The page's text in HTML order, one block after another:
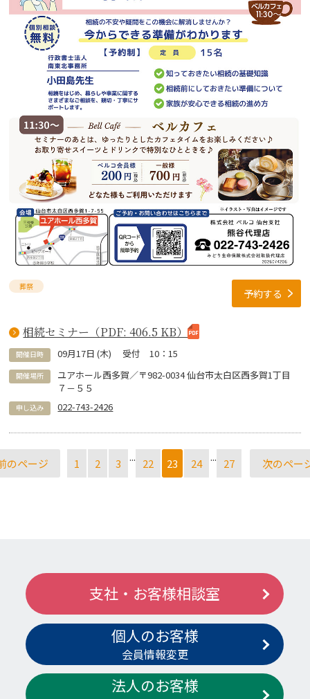
葬祭 予約する
相続セミナー（PDF: 406.5 KB）
開催日時 09月17日 (木) 受付 10：15
開催場所
ユアホール西多賀／〒982-0034 仙台市太白区西多賀1丁目
７－５５
申し込み 022-743-2426
のページ 1 2 3 ... 22 23 24 ... 27 次のペー
支社・お客様相談室
個人のお客様
会員情報変更
法人のお客様